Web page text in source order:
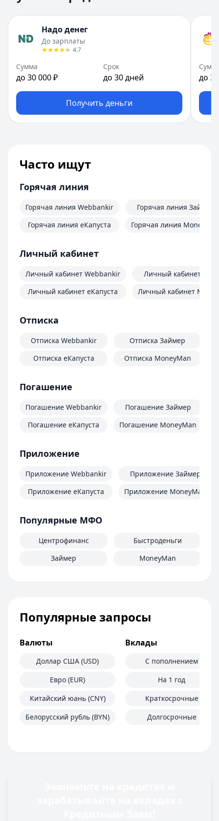
Надо денег
До зарплаты
4.7
Сумма
до 30 000 ₽
Срок
до 30 дней
Получить деньги
до
Часто ищут
Горячая линия
Горячая линия Webbankir
Горячая линия еКапуста
Горячая линия Займер
Горячая линия
Личный кабинет
Личный кабинет Webbankir
Личный кабинет еКапуста
Личный кабинет
Личный кабинет
Отписка
Отписка Webbankir
Отписка еКапуста
Отписка Займер
Отписка MoneyMan
Погашение
Погашение Webbankir
Погашение еКапуста
Погашение Займер
Погашение MoneyMan
Приложение
Приложение Webbankir
Приложение еКапуста
Приложение Займер
Приложение MoneyMan
Популярные МФО
Центрофинанс
Займер
Быстроденьги
MoneyMan
Популярные запросы
Валюты
Доллар США (USD)
Евро (EUR)
Китайский юань (CNY)
Белорусский рубль (BYN)
Вклады
С пополнением
На 1 год
Краткосрочные
Долгосрочные